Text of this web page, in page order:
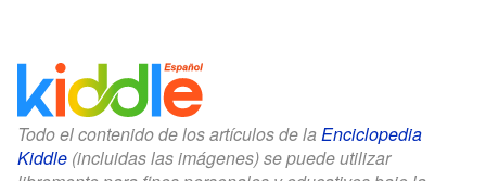
Todo el contenido de los artículos de la Enciclopedia
Kiddle (incluidas las imágenes) se puede utilizar